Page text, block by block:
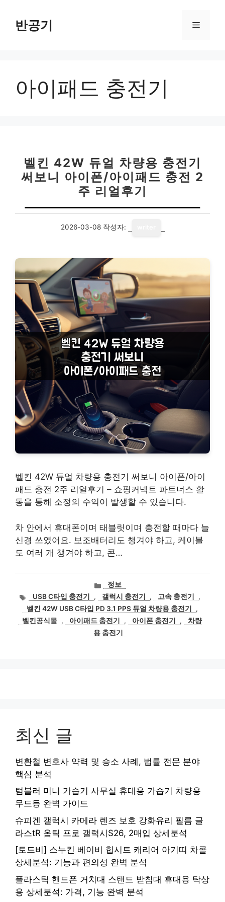
반공기 메
아이패드 충전기
벨킨 42W 듀얼 차량용 충전기
써보니 아이폰/아이패드 충전 2
주 리얼후기
2026-03-08 작성자:
벨킨 42W 듀얼 차량용 충전기 써보니 아이폰/아이
패드 충전 2주 리얼후기 – 쇼핑커넥트 파트너스 활
동을 통해 소정의 수익이 발생할 수 있습니다.
차 안에서 휴대폰이며 태블릿이며 충전할 때마다 늘
신경 쓰였어요. 보조배터리도 챙겨야 하고, 케이블
도 여러 개 챙겨야 하고, 콘…
카
테
고
리
정보
태
그
USB C타입 충전기 , 갤럭시 충전기 , 고속 충전기
,
벨킨 42W USB C타입 PD 3.1 PPS 듀얼 차량용 충전기
,
벨킨공식몰 , 아이패드 충전기 , 아이폰 충전기 ,
차량
용 충전기
최신 글
변환철 변호사 약력 및 승소 사례, 법률 전문 분야
핵심 분석
텀블러 미니 가습기 사무실 휴대용 가습기 차량용
무드등 완벽 가이드
슈피겐 갤럭시 카메라 렌즈 보호 강화유리 필름 글
라스tR 옵틱 프로 갤럭시S26, 2매입 상세분석
[토드비] 스누킨 베이비 힙시트 캐리어 아기띠 차콜
상세분석: 기능과 편의성 완벽 분석
플라스틱 핸드폰 거치대 스탠드 받침대 휴대용 탁상
용 상세분석: 가격, 기능 완벽 분석